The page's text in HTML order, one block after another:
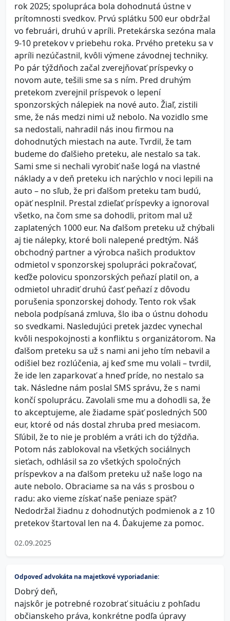
rok 2025; spolupráca bola dohodnutá ústne v
prítomnosti svedkov. Prvú splátku 500 eur obdržal
vo februári, druhú v apríli. Pretekárska sezóna mala
9-10 pretekov v priebehu roka. Prvého preteku sa v
apríli nezúčastnil, kvôli výmene závodnej techniky.
Po pár týždňoch začal zverejňovať príspevky o
novom aute, tešili sme sa s ním. Pred druhým
pretekom zverejnil príspevok o lepení
sponzorských nálepiek na nové auto. Žiaľ, zistili
sme, že nás medzi nimi už nebolo. Na vozidlo sme
sa nedostali, nahradil nás inou firmou na
dohodnutých miestach na aute. Tvrdil, že tam
budeme do ďalšieho preteku, ale nestalo sa tak.
Sami sme si nechali vyrobiť naše logá na vlastné
náklady a v deň preteku ich narýchlo v noci lepili na
auto – no sľub, že pri ďalšom preteku tam budú,
opäť nesplnil. Prestal zdieľať príspevky a ignoroval
všetko, na čom sme sa dohodli, pritom mal už
zaplatených 1000 eur. Na ďalšom preteku už chýbali
aj tie nálepky, ktoré boli nalepené predtým. Náš
obchodný partner a výrobca našich produktov
odmietol v sponzorskej spolupráci pokračovať,
keďže polovicu sponzorských peňazí platil on, a
odmietol uhradiť druhú časť peňazí z dôvodu
porušenia sponzorskej dohody. Tento rok však
nebola podpísaná zmluva, šlo iba o ústnu dohodu
so svedkami. Nasledujúci pretek jazdec vynechal
kvôli nespokojnosti a konfliktu s organizátorom. Na
ďalšom preteku sa už s nami ani jeho tím nebavil a
odišiel bez rozlúčenia, aj keď sme mu volali – tvrdil,
že ide len zaparkovať a hneď príde, no nestalo sa
tak. Následne nám poslal SMS správu, že s nami
končí spoluprácu. Zavolali sme mu a dohodli sa, že
to akceptujeme, ale žiadame späť posledných 500
eur, ktoré od nás dostal zhruba pred mesiacom.
Sľúbil, že to nie je problém a vráti ich do týždňa.
Potom nás zablokoval na všetkých sociálnych
sieťach, odhlásil sa zo všetkých spoločných
príspevkov a na ďalšom preteku už naše logo na
aute nebolo. Obraciame sa na vás s prosbou o
radu: ako vieme získať naše peniaze späť?
Nedodržal žiadnu z dohodnutých podmienok a z 10
pretekov štartoval len na 4. Ďakujeme za pomoc.
02.09.2025
Odpoveď advokáta na majetkové vyporiadanie:
Dobrý deň,
najskôr je potrebné rozobrať situáciu z pohľadu
občianskeho práva, konkrétne podľa úpravy